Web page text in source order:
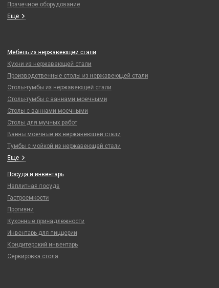
Прачечное оборудование
Еще
Мебель из нержавеющей стали
Кухни из нержавеющей стали
Производственные столы из нержавеющей стали
Столы-тумбы из нержавеющей стали
Столы-тумбы с ваннами моечными
Столы с ваннами моечными
Столы для мучных работ
Ванны моечные из нержавеющей стали
Тумбы с мойкой из нержавеющей стали
Еще
Посуда и инвентарь
Наплитная посуда
Гастроемкости
Противни
Кухонные принадлежности
Инвентарь для пиццерии
Кондитерский инвентарь
Сервировка стола